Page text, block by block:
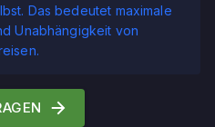
Das bedeutet maximale
Unabhängigkeit von